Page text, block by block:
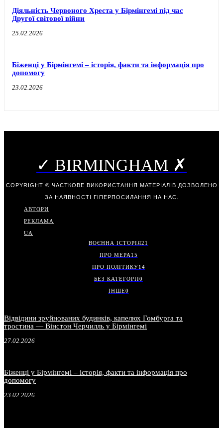
Діяльність Червоного Хреста у Бірмінгемі під час
Другої світової війни
25.02.2026
Біженці у Бірмінгемі – історія, факти та інформація про
допомогу
23.02.2026
✓ BIRMINGHAM ✗
COPYRIGHT © ЧАСТКОВЕ ВИКОРИСТАННЯ МАТЕРІАЛІВ ДОЗВОЛЕНО
ЗА НАЯВНОСТІ ГІПЕРПОСИЛАННЯ НА НАС.
АВТОРИ
РЕКЛАМА
UA
ВОЄННА ІСТОРІЯ21
ПРО МЕРА 15
ПРО ПОЛІТИКУ14
БЕЗ КАТЕГОРІЇ0
ІНШЕ0
Відвідини зруйнованих будинків, капелюх Гомбурга та
тростина — Вінстон Черчилль у Бірмінгемі
27.02.2026
Біженці у Бірмінгемі – історія, факти та інформація про
допомогу
23.02.2026